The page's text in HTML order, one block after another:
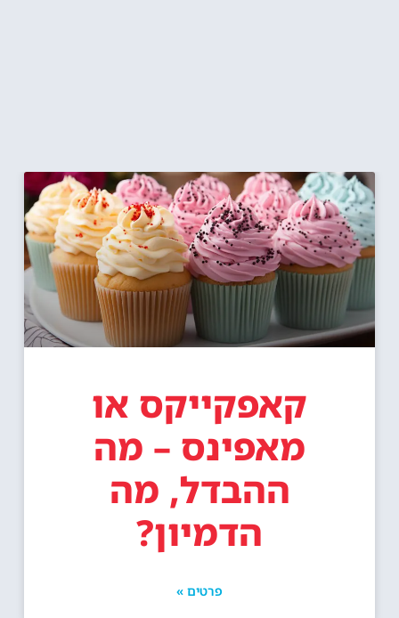
קאפקייקס או
מאפינס – מה
ההבדל, מה
הדמיון?
פרטים »